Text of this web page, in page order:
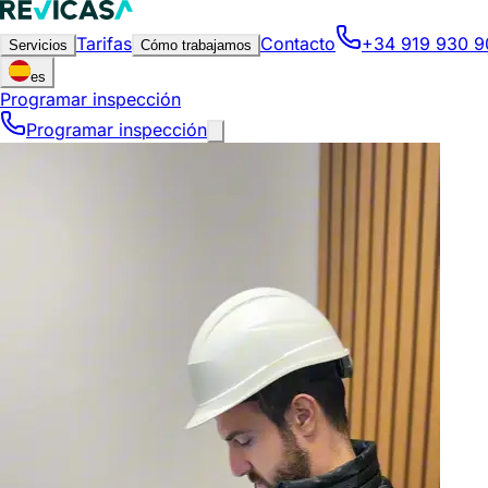
Servicios Tarifas Cómo trabajamos Contacto +34 919 930
es
Programar inspección
Programar inspección